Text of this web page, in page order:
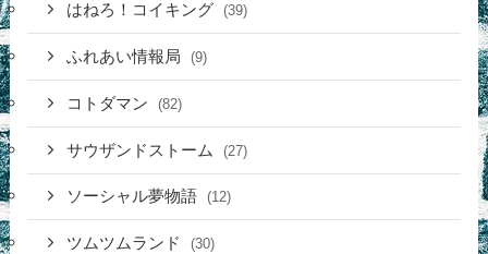
はねろ！コイキング (39)
ふれあい情報局 (9)
コトダマン (82)
サウザンドストーム (27)
ソーシャル夢物語 (12)
ツムツムランド (30)